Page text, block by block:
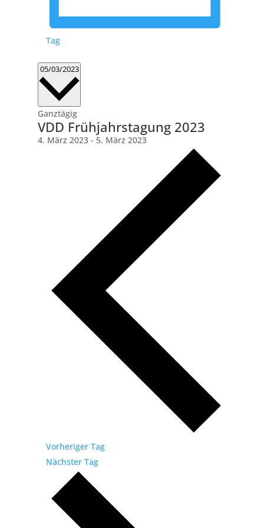
Tag
05/03/2023
Ganztägig
VDD Frühjahrstagung 2023
4. März 2023 - 5. März 2023
Vorheriger Tag
Nächster Tag